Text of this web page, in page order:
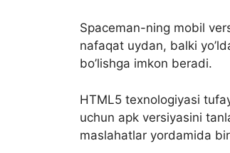
Spaceman-ning mobil
nafaqat uydan, balki
bo’lishga imkon beradi.
HTML5 texnologiyasi
uchun apk versiyasini
maslahatlar yordamida